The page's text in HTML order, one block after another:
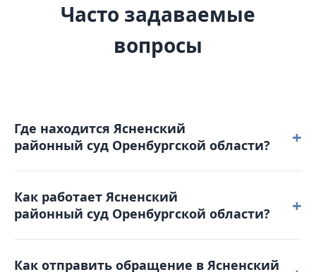
Часто задаваемые
вопросы
Где находится Ясненский
районный суд Оренбургской области?
+
расположен по адресу: 462781,
Оренбургская область, г. Ясный, ул. Северная,
д. 8 А.
Как работает Ясненский
районный суд Оренбургской области?
+
17-15. Обеденный перерыв с 13-00 до 13-45.
Как отправить обращение в Ясненский